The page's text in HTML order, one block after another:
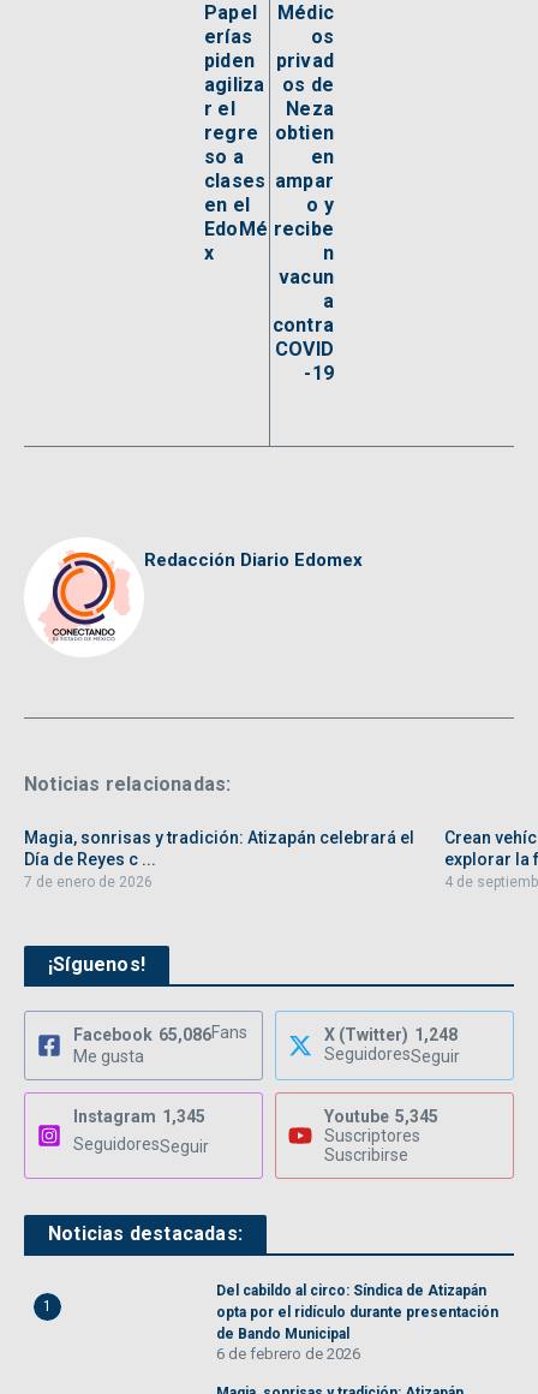
Papel
erías
piden
agiliza
r el
regre
so a
clases
en el
EdoMé
x
Médic
os
privad
os de
Neza
obtien
en
ampar
o y
recibe
n
vacun
a
contra
COVID
-19
Redacción Diario Edomex
Noticias relacionadas:
Magia, sonrisas y tradición: Atizapán celebrará el
Día de Reyes c ...
7 de enero de 2026
Crean
explorar la
4 de
¡Síguenos!
Facebook 65,086Fans
Me gusta
X (Twitter) 1,248
SeguidoresSeguir
Instagram 1,345
SeguidoresSeguir
Youtube 5,345
Suscriptores
Suscribirse
Noticias destacadas:
1
Del cabildo al circo: Síndica de Atizapán
opta por el ridículo durante presentación
de Bando Municipal
6 de febrero de 2026